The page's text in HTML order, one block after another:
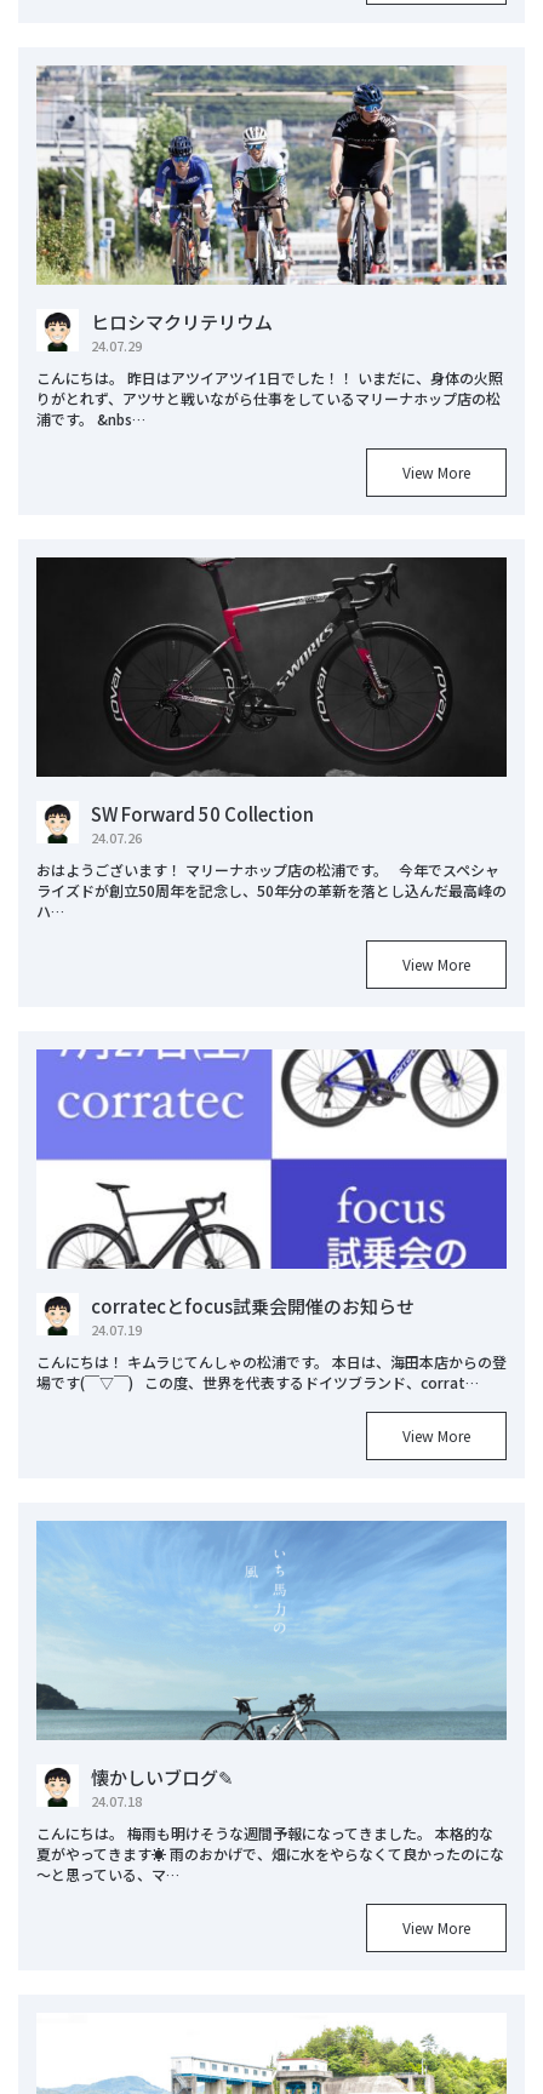
ヒロシマクリテリウム
24.07.29
こんにちは。 昨日はアツイアツイ1日でした！！ いまだに、身体の火照
りがとれず、アツサと戦いながら仕事をしているマリーナホップ店の松
浦です。 &nbs…
View More
SW Forward 50 Collection
24.07.26
おはようございます！ マリーナホップ店の松浦です。 今年でスペシャ
ライズドが創⽴50周年を記念し、50年分の⾰新を落とし込んだ最⾼峰の
ハ…
View More
corratecとfocus試乗会開催のお知らせ
24.07.19
こんにちは！ キムラじてんしゃの松浦です。 本日は、海田本店からの登
場です(￣▽￣) この度、世界を代表するドイツブランド、corrat…
View More
懐かしいブログ✎
24.07.18
こんにちは。 梅雨も明けそうな週間予報になってきました。 本格的な
夏がやってきます☀ 雨のおかげで、畑に水をやらなくて良かったのにな
～と思っている、マ…
View More